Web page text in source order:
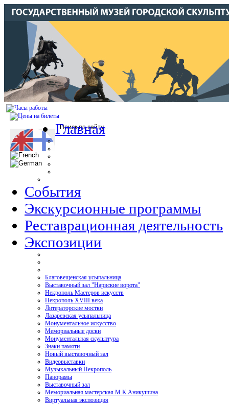
Главная
События
Экскурсионные программы
Реставрационная деятельность
Экспозиции
Благовещенская усыпальница
Выставочный зал "Нарвские ворота"
Некрополь Мастеров искусств
Некрополь XVIII века
Литераторские мостки
Лазаревская усыпальница
Монументальное искусство
Мемориальные доски
Монументальная скульптура
Знаки памяти
Новый выставочный зал
Видеовыставки
Музыкальный Некрополь
Панорамы
Выставочный зал
Мемориальная мастерская М.К.Аникушина
Виртуальная экспозиция